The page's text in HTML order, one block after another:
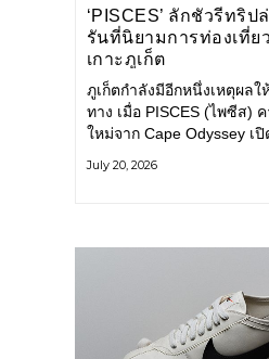
‘PISCES’ ลักชัวรีทริป
รันที่นิยามการท่องเที่ย
เกาะภูเก็ต
ภูเก็ตกำลังมีอีกหนึ่งเหตุผลใ
ทาง เมื่อ PISCES (ไพซีส)
ใหม่จาก Cape Odyssey เ
ไป ผสานความสะดวกสบา
July 20, 2026